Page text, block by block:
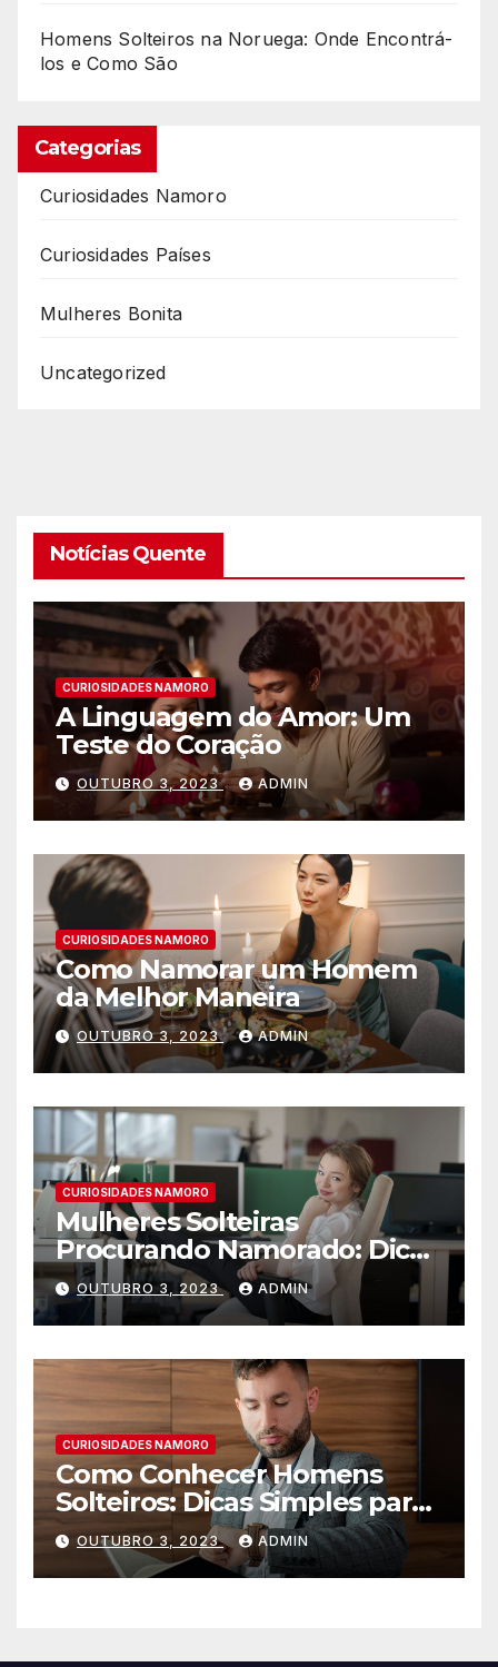
Homens Solteiros na Noruega: Onde Encontrá-
los e Como São
Categorias
Curiosidades Namoro
Curiosidades Países
Mulheres Bonita
Uncategorized
Notícias Quente
CURIOSIDADES NAMORO
A Linguagem do Amor: Um
Teste do Coração
OUTUBRO 3, 2023 ADMIN
CURIOSIDADES NAMORO
Como Namorar um Homem
da Melhor Maneira
OUTUBRO 3, 2023 ADMIN
CURIOSIDADES NAMORO
Mulheres Solteiras
Procurando Namorado: Dicas
para Encontrar o Amor
OUTUBRO 3, 2023 ADMIN
CURIOSIDADES NAMORO
Como Conhecer Homens
Solteiros: Dicas Simples para
Encontrar o Amor da sua
Vida
OUTUBRO 3, 2023 ADMIN